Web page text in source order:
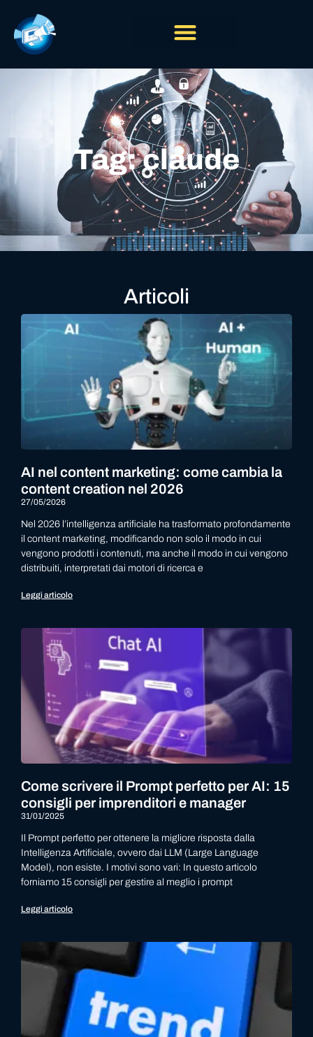
Tag: claude
Articoli
AI nel content marketing: come cambia la
content creation nel 2026
27/05/2026
Nel 2026 l’intelligenza artificiale ha trasformato profondamente
il content marketing, modificando non solo il modo in cui
vengono prodotti i contenuti, ma anche il modo in cui vengono
distribuiti, interpretati dai motori di ricerca e
Leggi articolo
Come scrivere il Prompt perfetto per AI: 15
consigli per imprenditori e manager
31/01/2025
Il Prompt perfetto per ottenere la migliore risposta dalla
Intelligenza Artificiale, ovvero dai LLM (Large Language
Model), non esiste. I motivi sono vari: In questo articolo
forniamo 15 consigli per gestire al meglio i prompt
Leggi articolo